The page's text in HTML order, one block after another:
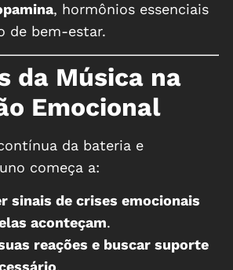
, hormônios essenciais
de bem-estar.
da Música na
Emocional
da bateria e
começa a:
sinais de crises emocionais
aconteçam.
reações e buscar suporte
.